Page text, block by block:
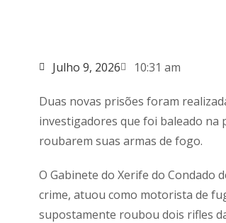
Julho 9, 2026 10:31 am
Duas novas prisões foram
investigadores que foi baleado na
roubarem suas armas de fogo.
O Gabinete do Xerife do Condado
crime, atuou como motorista de
supostamente roubou dois rifles